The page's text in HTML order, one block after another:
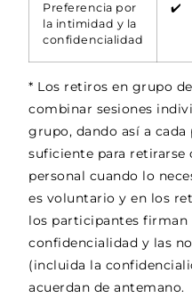
Preferencia por
la intimidad y la
confidencialidad
✔️
* Los retiros en grupo
combinar sesiones
grupo, dando así a
suficiente para retirarse
personal cuando lo
es voluntario y en los
los participantes firman
confidencialidad y las
(incluida la
acuerdan de antemano.